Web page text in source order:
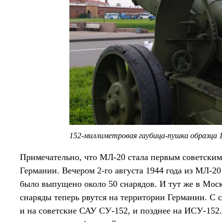
152-миллиметровая гаубица-пушка образца
Примечательно, что МЛ-20 стала первым
Германии. Вечером 2-го августа 1944 года из МЛ-
было выпущено около 50 снарядов. И тут же в
снаряды теперь рвутся на территории Германии.
и на советские САУ СУ-152, и позднее на ИСУ-